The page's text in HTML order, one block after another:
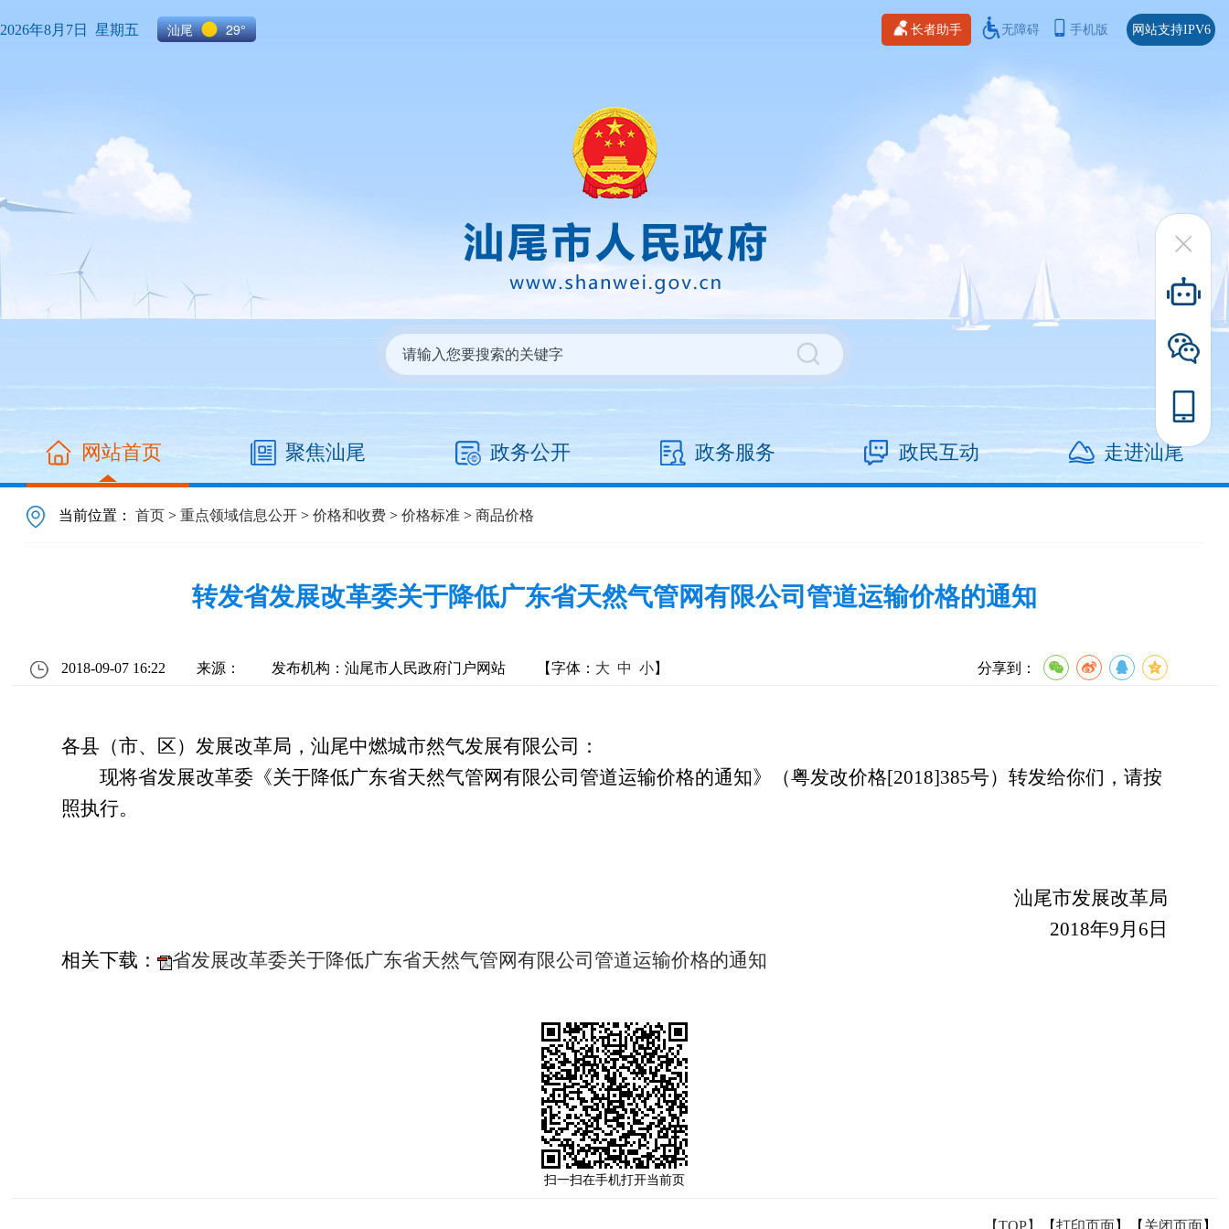
2026年8月7日 星期五 汕尾 29° 长者助手 无障碍 手机版 网站支持IPV6
网站首页 聚焦汕尾 政务公开 政务服务 政民互动 走进汕尾
当前位置：首页 >重点领域信息公开 >价格和收费 >价格标准 >商品价格
转发省发展改革委关于降低广东省天然气管网有限公司管道运输价格的通知
2018-09-07 16:22 来源： 发布机构：汕尾市人民政府门户网站 【字体： 大 中 小】 分享到：
各县（市、区）发展改革局，汕尾中燃城市然气发展有限公司：
现将省发展改革委《关于降低广东省天然气管网有限公司管道运输价格的通知》（粤发改价格[2018]385号）转发给你们，请按
照执行。
汕尾市发展改革局
2018年9月6日
相关下载：
省发展改革委关于降低广东省天然气管网有限公司管道运输价格的通知
扫一扫在手机打开当前页
【TOP】 【打印页面】【 关闭页面】